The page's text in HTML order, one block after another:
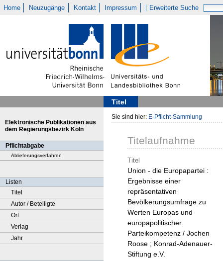
Home Neuzugänge Kontakt Impressum Erweiterte Suche
Titel
Elektronische Publikationen aus
dem Regierungsbezirk Köln
Pflichtabgabe
Ablieferungsverfahren
Listen
Titel
Autor / Beteiligte
Ort
Verlag
Jahr
Sie sind hier: E-Pflicht-Sammlung
Titelaufnahme
Titel
Union - die Europapartei :
Ergebnisse einer
repräsentativen
Bevölkerungsumfrage zu
Werten Europas und
europapolitischer
Parteikompetenz / Jochen
Roose ; Konrad-Adenauer-
Stiftung e.V.